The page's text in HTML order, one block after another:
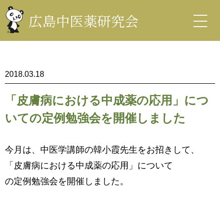
ン
テ
ン
ツ
を
広島中医薬研究会
中医薬研究会
2018.03.18
「皮膚病における中成薬の応用」につ
いての定例勉強会を開催しました
今月は、中医学講師の韓小霞先生をお招きして、
「皮膚病における中成薬の応用」について
の定例勉強会を開催しました。